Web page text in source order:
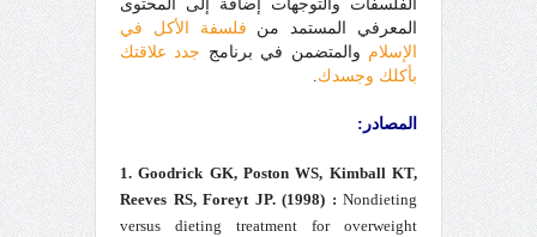
الفلسفات والتوجهات إضافة إلى المحتوى
المعرفي المستمد من فلسفة الأكل في
الإسلام والمتضمن في برنامج جدد علاقتك
بأكلك وجسدك.
المصادر:
1. Goodrick GK, Poston WS, Kimball KT,
Reeves RS, Foreyt JP. (1998) : Nondieting
versus dieting treatment for overweight